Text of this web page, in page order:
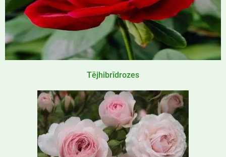
Tējhibrīdrozes